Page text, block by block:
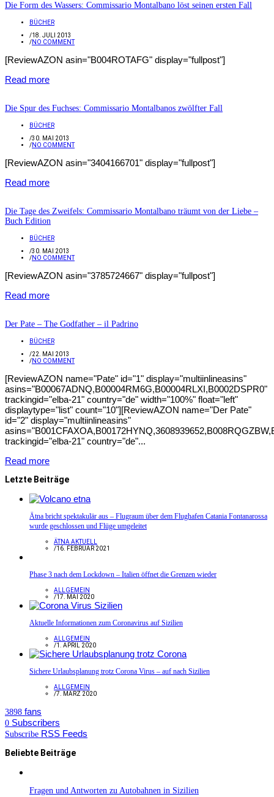
Die Form des Wassers: Commissario Montalbano löst seinen ersten Fall
BÜCHER
/18. JULI 2013
/NO COMMENT
[ReviewAZON asin="B004ROTAFG" display="fullpost"]
Read more
Die Spur des Fuchses: Commissario Montalbanos zwölfter Fall
BÜCHER
/30. MAI 2013
/NO COMMENT
[ReviewAZON asin="3404166701" display="fullpost"]
Read more
Die Tage des Zweifels: Commissario Montalbano träumt von der Liebe –
Buch Edition
BÜCHER
/30. MAI 2013
/NO COMMENT
[ReviewAZON asin="3785724667" display="fullpost"]
Read more
Der Pate – The Godfather – il Padrino
BÜCHER
/22. MAI 2013
/NO COMMENT
[ReviewAZON name="Pate" id="1" display="multiinlineasins"
asins="B00067ADNQ,B00004RM6G,B00004RLXI,B0002DSPR0"
trackingid="elba-21" country="de" width="100%" float="left"
displaytype="list" count="10"][ReviewAZON name="Der Pate"
id="2" display="multiinlineasins"
trackingid="elba-21" country="de"...
Read more
Letzte Beiträge
Ätna bricht spektakulär aus – Flugraum über dem Flughafen Catania Fontanarossa
wurde geschlossen und Flüge umgeleitet
ÄTNA AKTUELL
/16. FEBRUAR 2021
Phase 3 nach dem Lockdown – Italien öffnet die Grenzen wieder
ALLGEMEIN
/17. MAI 2020
Aktuelle Informationen zum Coronavirus auf Sizilien
ALLGEMEIN
/1. APRIL 2020
Sichere Urlaubsplanung trotz Corona Virus – auf nach Sizilien
ALLGEMEIN
/7. MÄRZ 2020
3898 fans
0 Subscribers
Subscribe RSS Feeds
Beliebte Beiträge
Fragen und Antworten zu Autobahnen in Sizilien